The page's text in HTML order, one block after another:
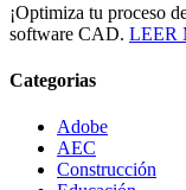
¡Optimiza tu proceso
software CAD. LEER
Categorias
Adobe
AEC
Construcción